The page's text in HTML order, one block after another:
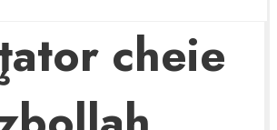
cheie